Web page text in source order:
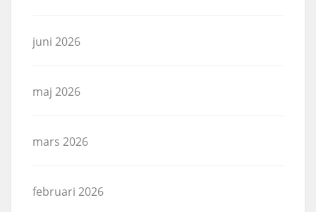
juni 2026
maj 2026
mars 2026
februari 2026